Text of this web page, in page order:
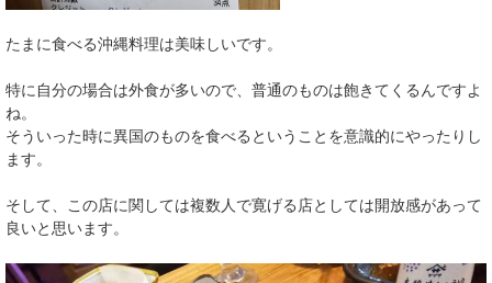
たまに食べる沖縄料理は美味しいです。
特に自分の場合は外食が多いので、普通のものは飽きてくるんですよ
ね。
そういった時に異国のものを食べるということを意識的にやったりし
ます。
そして、この店に関しては複数人で寛げる店としては開放感があって
良いと思います。